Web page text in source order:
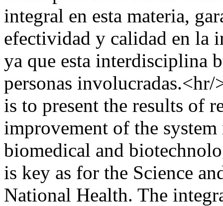
integral en esta materia,
efectividad y calidad en la
ya que esta interdisciplina
personas
is to present the results of
improvement of the
biomedical and
is key as for the Science
National Health. The